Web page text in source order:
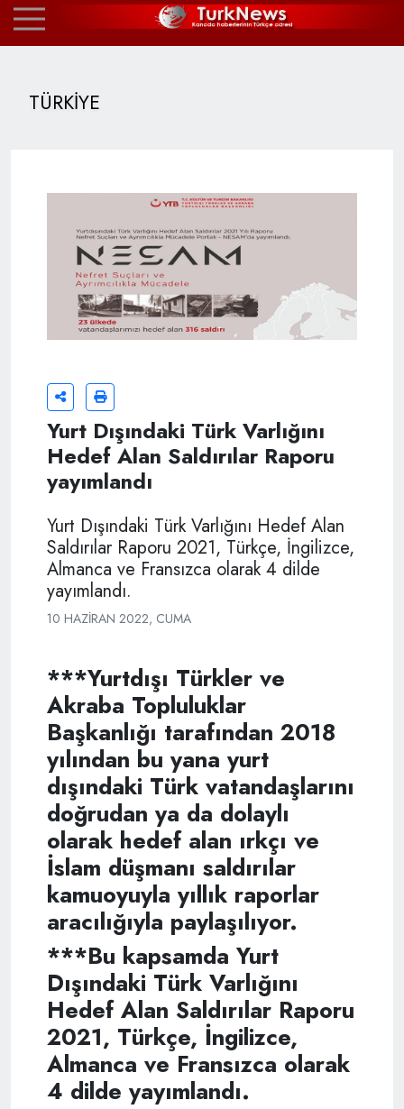
TÜRKİYE
Yurt Dışındaki Türk Varlığını
Hedef Alan Saldırılar Raporu
yayımlandı
Yurt Dışındaki Türk Varlığını Hedef Alan
Saldırılar Raporu 2021, Türkçe, İngilizce,
Almanca ve Fransızca olarak 4 dilde
yayımlandı.
10 HAZIRAN 2022, CUMA
***Yurtdışı Türkler ve
Akraba Topluluklar
Başkanlığı tarafından 2018
yılından bu yana yurt
dışındaki Türk vatandaşlarını
doğrudan ya da dolaylı
olarak hedef alan ırkçı ve
İslam düşmanı saldırılar
kamuoyuyla yıllık raporlar
aracılığıyla paylaşılıyor.
***Bu kapsamda Yurt
Dışındaki Türk Varlığını
Hedef Alan Saldırılar Raporu
2021, Türkçe, İngilizce,
Almanca ve Fransızca olarak
4 dilde yayımlandı.